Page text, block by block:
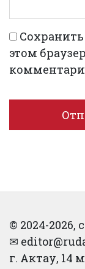
этом
© 2024-2026,
✉︎
г. Актау, 14